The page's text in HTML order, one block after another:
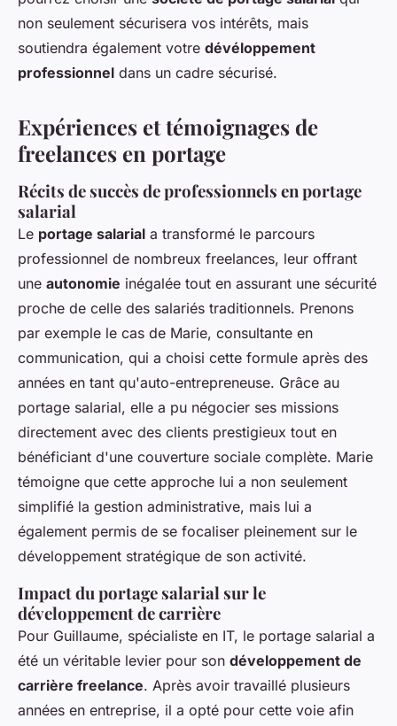
non seulement sécurisera vos intérêts, mais
soutiendra également votre dévéloppement
professionnel dans un cadre sécurisé.
Expériences et témoignages de
freelances en portage
Récits de succès de professionnels en portage
salarial
Le portage salarial a transformé le parcours
professionnel de nombreux freelances, leur offrant
une autonomie inégalée tout en assurant une sécurité
proche de celle des salariés traditionnels. Prenons
par exemple le cas de Marie, consultante en
communication, qui a choisi cette formule après des
années en tant qu'auto-entrepreneuse. Grâce au
portage salarial, elle a pu négocier ses missions
directement avec des clients prestigieux tout en
bénéficiant d'une couverture sociale complète. Marie
témoigne que cette approche lui a non seulement
simplifié la gestion administrative, mais lui a
également permis de se focaliser pleinement sur le
développement stratégique de son activité.
Impact du portage salarial sur le
développement de carrière
Pour Guillaume, spécialiste en IT, le portage salarial a
été un véritable levier pour son développement de
carrière freelance. Après avoir travaillé plusieurs
années en entreprise, il a opté pour cette voie afin